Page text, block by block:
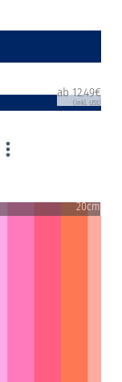
ab 12.49€
(inkl. USt)
20cm